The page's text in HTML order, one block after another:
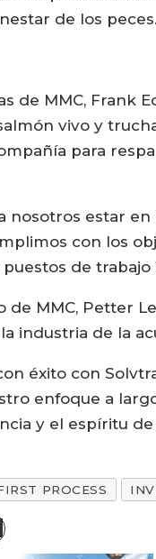
de los
de MMC, Frank
vivo y
para
nosotros estar
con los
de
de MMC, Petter
industria de la
éxito con
enfoque a
y el espíritu
PROCESS